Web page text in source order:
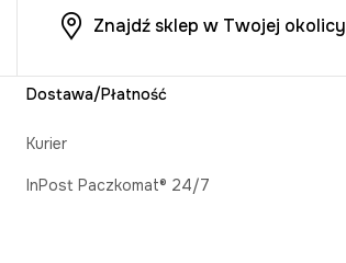
Znajdź sklep w Twojej okolicy
Dostawa/Płatność
Kurier
InPost Paczkomat® 24/7